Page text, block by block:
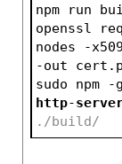
npm run
openssl
nodes -
-out
sudo npm -
http-
./build/